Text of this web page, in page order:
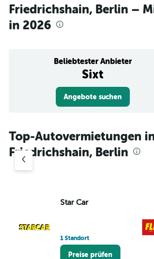
Friedrichshain, Berlin –
in 2026
Beliebtester Anbieter
Sixt
Angebote suchen
Top-Autovermietungen
Friedrichshain, Berlin
Star Car
1 Standort
Preise prüfen